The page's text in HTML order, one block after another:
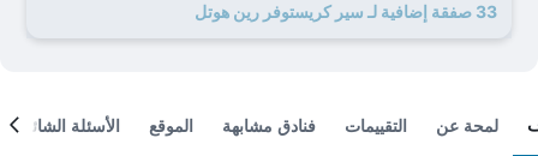
33 صفقة إضافية لـ سير كريستوفر رين هوتل
لمحة عن التقييمات فنادق مشابهة الموقع الأسئلة الشائعة